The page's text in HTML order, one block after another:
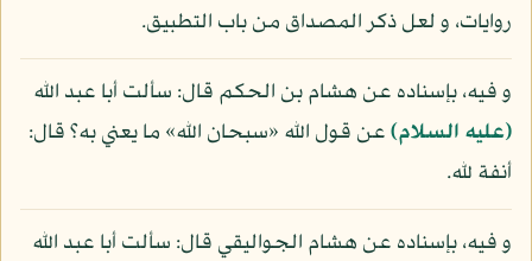
روايات، و لعل ذكر المصداق من باب التطبيق.
و فيه، بإسناده عن هشام بن الحكم قال: سألت أبا عبد الله
(عليه السلام)عن قول الله «سبحان الله» ما يعني به؟ قال:
أنفة لله.
و فيه، بإسناده عن هشام الجواليقي قال: سألت أبا عبد الله